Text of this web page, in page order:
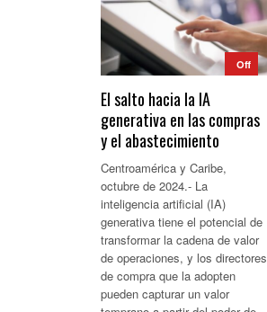
Off
El salto hacia la IA
generativa en las compras
y el abastecimiento
Centroamérica y Caribe,
octubre de 2024.- La
inteligencia artificial (IA)
generativa tiene el potencial de
transformar la cadena de valor
de operaciones, y los directores
de compra que la adopten
pueden capturar un valor